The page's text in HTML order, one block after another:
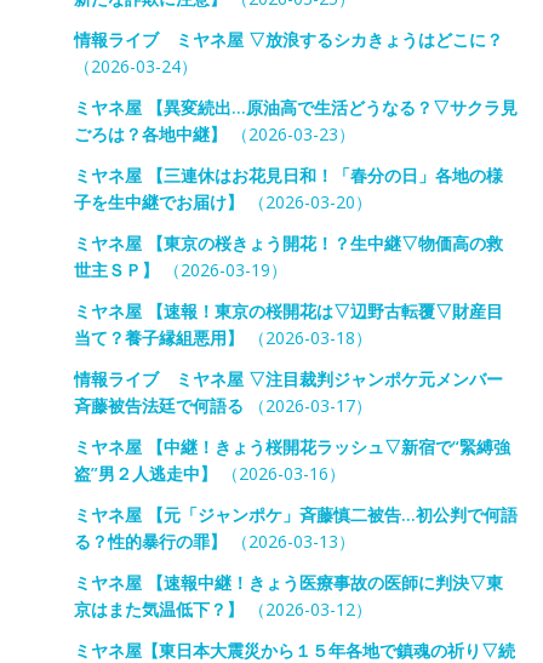
情報ライブ ミヤネ屋 ▽放浪するシカきょうはどこに？
（2026-03-24）
ミヤネ屋 【異変続出…原油高で生活どうなる？▽サクラ見
ごろは？各地中継】
（2026-03-23）
ミヤネ屋 【三連休はお花見日和！「春分の日」各地の様
子を生中継でお届け】
（2026-03-20）
ミヤネ屋 【東京の桜きょう開花！？生中継▽物価高の救
世主ＳＰ】
（2026-03-19）
ミヤネ屋 【速報！東京の桜開花は▽辺野古転覆▽財産目
当て？養子縁組悪用】
（2026-03-18）
情報ライブ ミヤネ屋 ▽注目裁判ジャンポケ元メンバー
斉藤被告法廷で何語る （2026-03-17）
ミヤネ屋 【中継！きょう桜開花ラッシュ▽新宿で“緊縛強
盗”男２人逃走中】
（2026-03-16）
ミヤネ屋 【元「ジャンポケ」斉藤慎二被告…初公判で何語
る？性的暴行の罪】
（2026-03-13）
ミヤネ屋 【速報中継！きょう医療事故の医師に判決▽東
京はまた気温低下？】
（2026-03-12）
ミヤネ屋【東日本大震災から１５年各地で鎮魂の祈り▽続